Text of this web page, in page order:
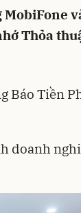
Thỏa
Báo Tiền
doanh